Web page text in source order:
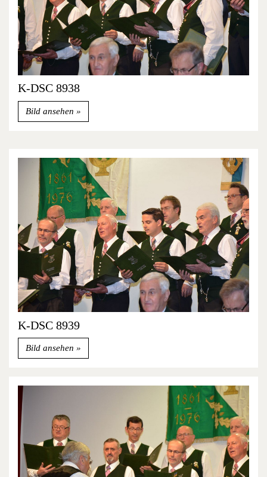
K-DSC 8938
Bild ansehen
K-DSC 8939
Bild ansehen